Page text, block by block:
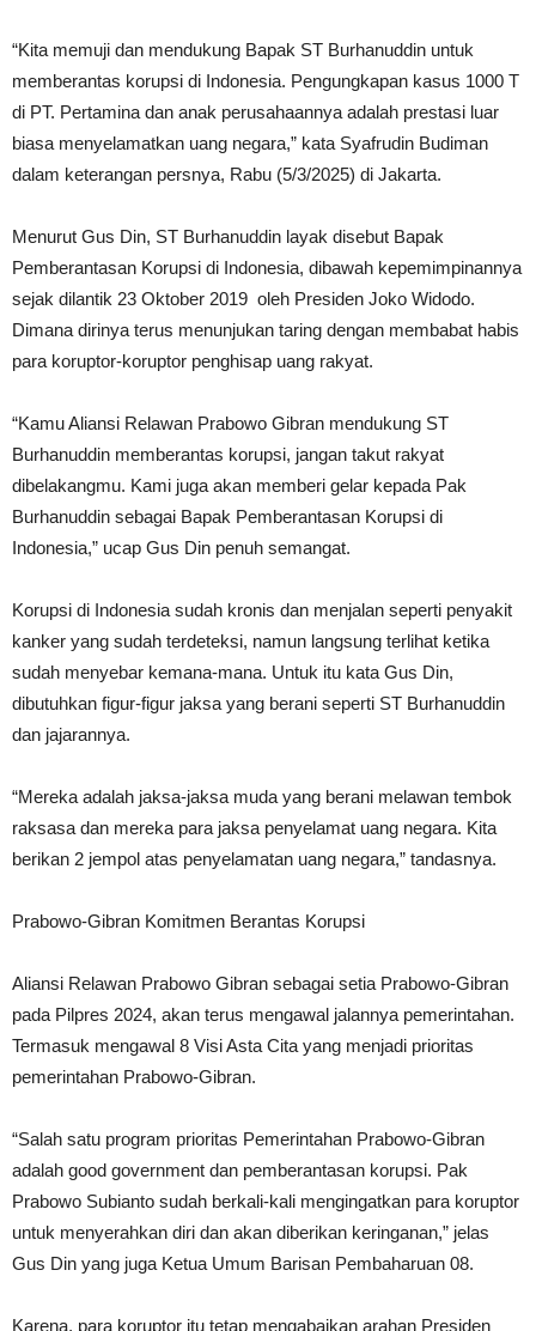
“Kita memuji dan mendukung Bapak ST Burhanuddin untuk
memberantas korupsi di Indonesia. Pengungkapan kasus 1000 T
di PT. Pertamina dan anak perusahaannya adalah prestasi luar
biasa menyelamatkan uang negara,” kata Syafrudin Budiman
dalam keterangan persnya, Rabu (5/3/2025) di Jakarta.
Menurut Gus Din, ST Burhanuddin layak disebut Bapak
Pemberantasan Korupsi di Indonesia, dibawah kepemimpinannya
sejak dilantik 23 Oktober 2019 oleh Presiden Joko Widodo.
Dimana dirinya terus menunjukan taring dengan membabat habis
para koruptor-koruptor penghisap uang rakyat.
“Kamu Aliansi Relawan Prabowo Gibran mendukung ST
Burhanuddin memberantas korupsi, jangan takut rakyat
dibelakangmu. Kami juga akan memberi gelar kepada Pak
Burhanuddin sebagai Bapak Pemberantasan Korupsi di
Indonesia,” ucap Gus Din penuh semangat.
Korupsi di Indonesia sudah kronis dan menjalan seperti penyakit
kanker yang sudah terdeteksi, namun langsung terlihat ketika
sudah menyebar kemana-mana. Untuk itu kata Gus Din,
dibutuhkan figur-figur jaksa yang berani seperti ST Burhanuddin
dan jajarannya.
“Mereka adalah jaksa-jaksa muda yang berani melawan tembok
raksasa dan mereka para jaksa penyelamat uang negara. Kita
berikan 2 jempol atas penyelamatan uang negara,” tandasnya.
Prabowo-Gibran Komitmen Berantas Korupsi
Aliansi Relawan Prabowo Gibran sebagai setia Prabowo-Gibran
pada Pilpres 2024, akan terus mengawal jalannya pemerintahan.
Termasuk mengawal 8 Visi Asta Cita yang menjadi prioritas
pemerintahan Prabowo-Gibran.
“Salah satu program prioritas Pemerintahan Prabowo-Gibran
adalah good government dan pemberantasan korupsi. Pak
Prabowo Subianto sudah berkali-kali mengingatkan para koruptor
untuk menyerahkan diri dan akan diberikan keringanan,” jelas
Gus Din yang juga Ketua Umum Barisan Pembaharuan 08.
Karena, para koruptor itu tetap mengabaikan arahan Presiden